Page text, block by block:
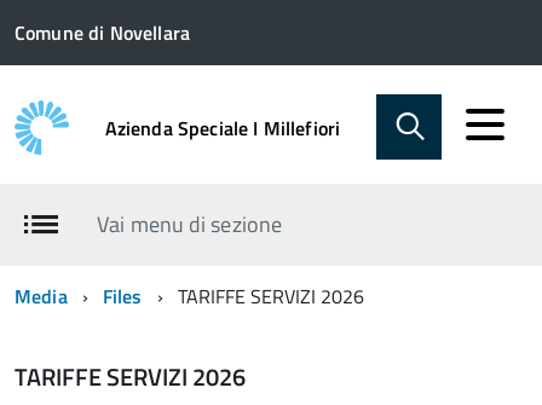
Comune di Novellara
Azienda Speciale I Millefiori
Vai menu di sezione
Media Files TARIFFE SERVIZI 2026
TARIFFE SERVIZI 2026